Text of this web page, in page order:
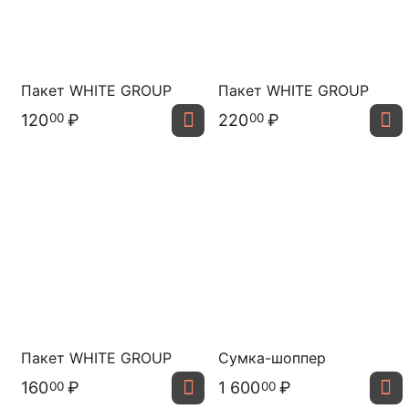
Пакет WHITE GROUP
12000 ₽
Пакет WHITE GROUP
22000 ₽
Пакет WHITE GROUP
16000 ₽
Сумка-шоппер
1 60000 ₽